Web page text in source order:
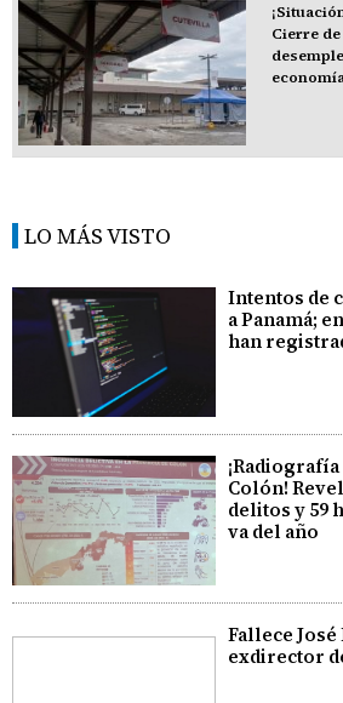
Cierre
LO MÁS VISTO
Intentos de
a Panamá;
han
Colón!
delitos y 59
va del año
Fallece
exdirector